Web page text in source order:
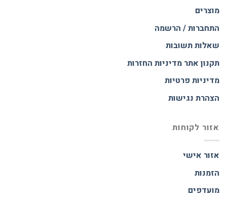
מוצרים
התחברות / הרשמה
שאלות תשובות
תקנון אתרמדיניות החזרות
מדיניות פרטיות
הצהרת נגישות
אזור לקוחות
אזור אישי
הזמנות
מועדפים